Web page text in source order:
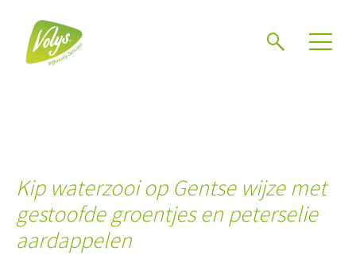
Kip waterzooi op Gentse wijze met
gestoofde groentjes en peterselie
aardappelen